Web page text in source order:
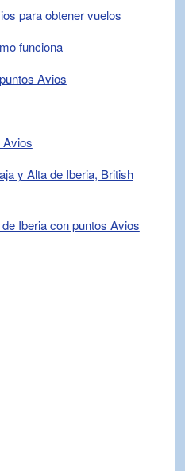
para obtener vuelos
funciona
Avios
Avios
y Alta de Iberia, British
Iberia con puntos Avios